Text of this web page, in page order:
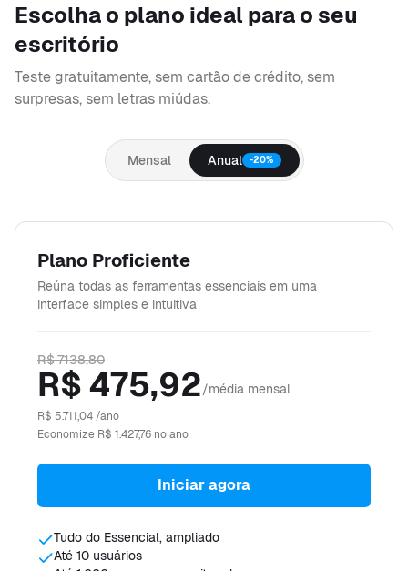
Escolha o plano ideal para o seu
escritório
Teste gratuitamente, sem cartão de crédito, sem
surpresas, sem letras miúdas.
Mensal Anual -20%
Plano Proficiente
Reúna todas as ferramentas essenciais em uma
interface simples e intuitiva
R$ 7138,80
R$ 475,92/média mensal
R$ 5.711,04 /ano
Economize R$ 1.427,76 no ano
Iniciar agora
Tudo do Essencial, ampliado
Até 10 usuários